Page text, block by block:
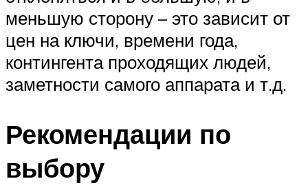
меньшую сторону – это зависит от
цен на ключи, времени года,
контингента проходящих людей,
заметности самого аппарата и т.д.
Рекомендации по
выбору